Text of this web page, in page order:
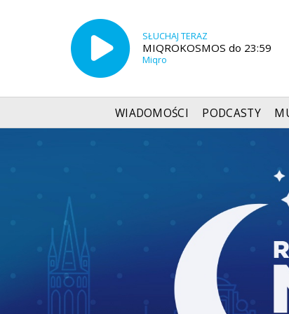
SŁUCHAJ TERAZ
MIQROKOSMOS do 23:59
Miqro
WIADOMOŚCI PODCASTY